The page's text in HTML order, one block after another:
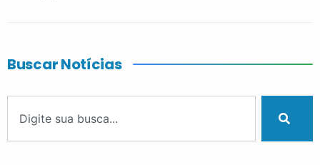
Buscar Notícias